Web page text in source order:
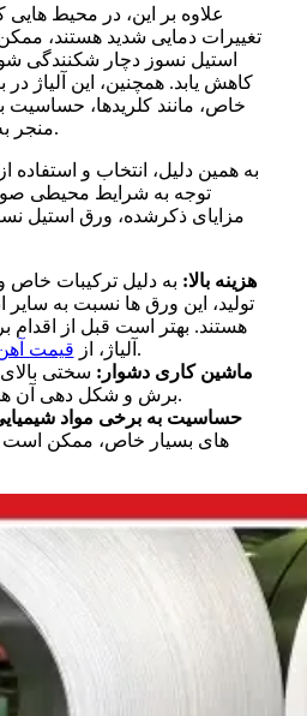
علاوه بر این، در محیط
تغییرات دمایی شدید هستند،
استیل نسوز دچار شکنندگی
کاهش یابد. همچنین، این آلیاژ
خاص، مانند کلریدها، حساسیت
منجر به خوردگی حفره ای شود.
به همین دلیل، انتخاب و استفاده از
توجه به شرایط محیطی
مزایای ذکرشده، ورق استیل
هزینه بالا: به دلیل ترکیبات خاص
تولید، این ورق ها نسبت به سایر
هستند. بهتر است قبل از اقدام
آلیاژ، از قیمت
مطلع باشید.
ماشین کاری دشوار: سختی بالای
برش و شکل دهی آن ها را دشوار می کند.
حساسیت به برخی مواد
های بسیار خاص، ممکن است